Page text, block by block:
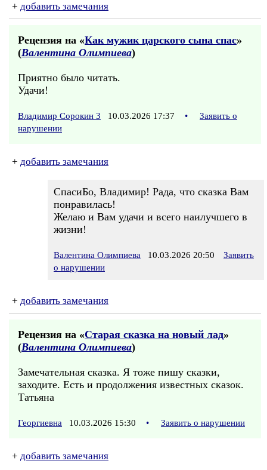
+ добавить замечания
Рецензия на «Как мужик царского сына спас»
(Валентина Олимпиева)
Приятно было читать.
Удачи!
Владимир Сорокин 3 10.03.2026 17:37 •
Заявить о
нарушении
+ добавить замечания
СпасиБо, Владимир! Рада, что сказка Вам
понравилась!
Желаю и Вам удачи и всего наилучшего в
жизни!
Валентина Олимпиева 10.03.2026 20:50
Заявить
о нарушении
+ добавить замечания
Рецензия на «Старая сказка на новый лад»
(Валентина Олимпиева)
Замечательная сказка. Я тоже пишу сказки,
заходите. Есть и продолжения известных сказок.
Татьяна
Георгиевна 10.03.2026 15:30 • Заявить о нарушении
+ добавить замечания